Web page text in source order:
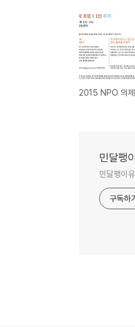
민달팽
민달팽이
구독하기